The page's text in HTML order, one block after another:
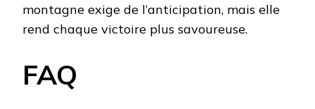
montagne exige de l’anticipation, mais elle
rend chaque victoire plus savoureuse.
FAQ